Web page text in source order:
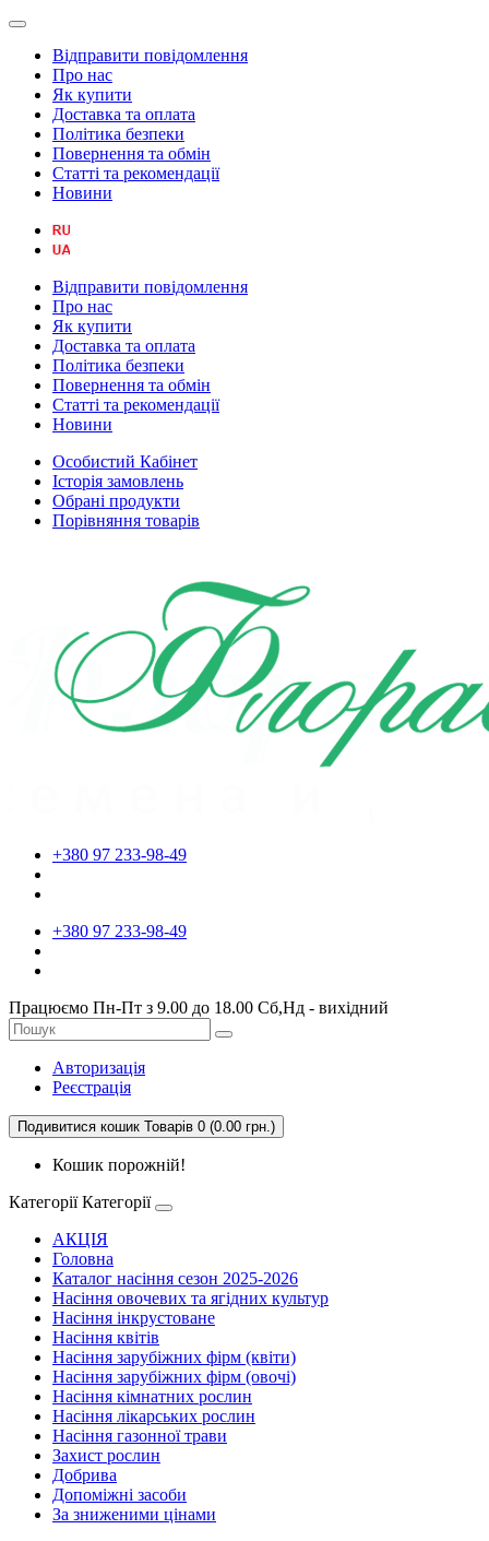
Відправити повідомлення
Про нас
Як купити
Доставка та оплата
Політика безпеки
Повернення та обмін
Статті та рекомендації
Новини
Відправити повідомлення
Про нас
Як купити
Доставка та оплата
Політика безпеки
Повернення та обмін
Статті та рекомендації
Новини
Особистий Кабінет
Історія замовлень
Обрані продукти
Порівняння товарів
+380 97 233-98-49
+380 97 233-98-49
Працюємо Пн-Пт з 9.00 до 18.00 Сб,Нд - вихідний
Авторизація
Реєстрація
Подивитися кошик Товарів 0 (0.00 грн.)
Кошик порожній!
Категорії Категорії
АКЦІЯ
Головна
Каталог насіння сезон 2025-2026
Насіння овочевих та ягідних культур
Насіння інкрустоване
Насіння квітів
Насіння зарубіжних фірм (квіти)
Насіння зарубіжних фірм (овочі)
Насіння кімнатних рослин
Насіння лікарських рослин
Насіння газонної трави
Захист рослин
Добрива
Допоміжні засоби
За зниженими цінами